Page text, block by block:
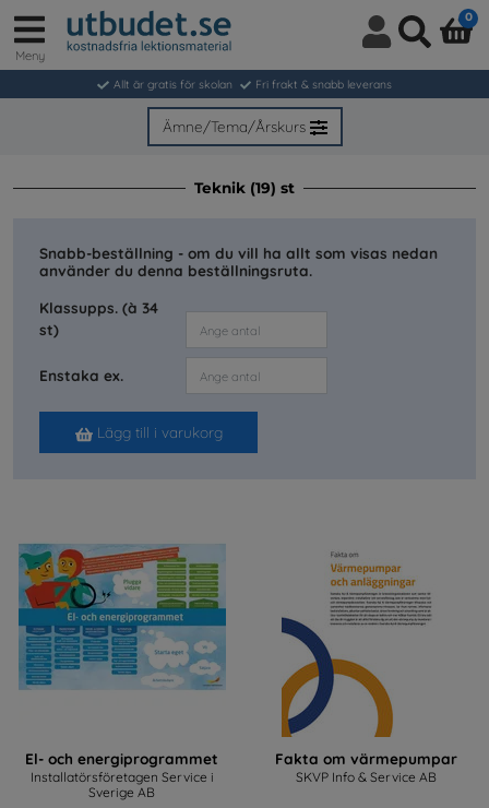
in
/
Meny
0
Allt är gratis för skolan Fri frakt & snabb leverans
Ämne/Tema/Årskurs
Teknik (19) st
Snabb-beställning - om du vill ha allt som visas nedan
använder du denna beställningsruta.
Klassupps. (à 34
st)
Enstaka ex.
Lägg till i varukorg
El- och energiprogrammet
Installatörsföretagen Service i
Sverige AB
Fakta om värmepumpar
SKVP Info & Service AB